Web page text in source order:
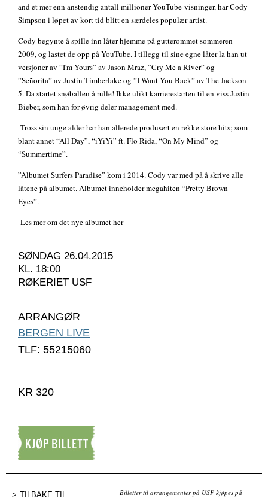
and et mer enn anstendig antall millioner YouTube-visninger, har Cody
Simpson i løpet av kort tid blitt en særdeles populær artist.
Cody begynte å spille inn låter hjemme på gutterommet sommeren
2009, og lastet de opp på YouTube. I tillegg til sine egne låter la han ut
versjoner av ”I'm Yours” av Jason Mraz, ”Cry Me a River” og
”Señorita” av Justin Timberlake og ”I Want You Back” av The Jackson
5. Da startet snøballen å rulle! Ikke ulikt karrierestarten til en viss Justin
Bieber, som han for øvrig deler management med.
Tross sin unge alder har han allerede produsert en rekke store hits; som
blant annet “All Day”, “iYiYi” ft. Flo Rida, “On My Mind” og
“Summertime”.
”Albumet Surfers Paradise” kom i 2014. Cody var med på å skrive alle
låtene på albumet. Albumet inneholder megahiten “Pretty Brown
Eyes”.
Les mer om det nye albumet her
SØNDAG 26.04.2015
KL. 18:00
RØKERIET USF
ARRANGØR
BERGEN LIVE
TLF: 55215060
KR 320
TILBAKE TIL
Billetter til arrangementer på USF kjøpes på